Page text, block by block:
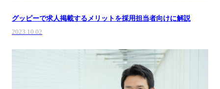
グッピーで求人掲載するメリットを採用担当者向けに解説
2023.10.02